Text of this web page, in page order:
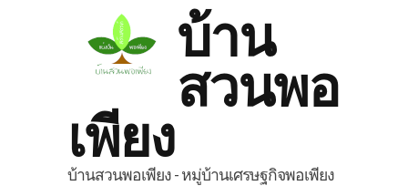
บ้าน
สวนพอ
เพียง
บ้านสวนพอเพียง - หมู่บ้านเศรษฐกิจพอเพียง